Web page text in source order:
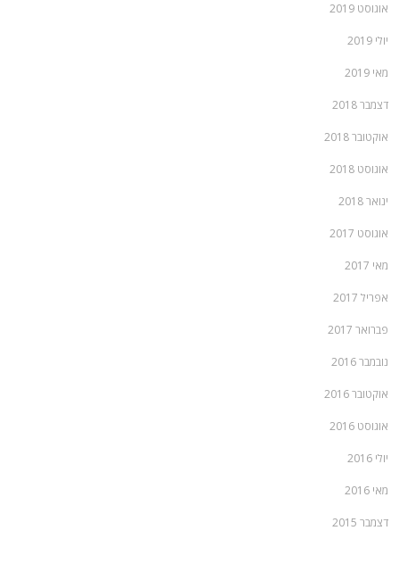
אוגוסט 2019
יולי 2019
מאי 2019
דצמבר 2018
אוקטובר 2018
אוגוסט 2018
ינואר 2018
אוגוסט 2017
מאי 2017
אפריל 2017
פברואר 2017
נובמבר 2016
אוקטובר 2016
אוגוסט 2016
יולי 2016
מאי 2016
דצמבר 2015